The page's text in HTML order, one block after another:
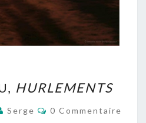
KATSU,
HURLEMENTS
HURLEMENTS
Serge Commentaires
0 Commentaire